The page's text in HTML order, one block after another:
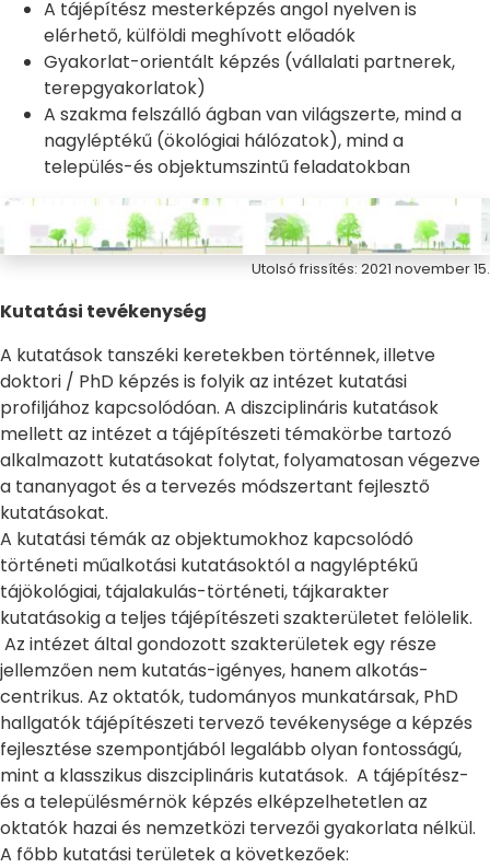
A tájépítész mesterképzés angol nyelven is
elérhető, külföldi meghívott előadók
Gyakorlat-orientált képzés (vállalati partnerek,
terepgyakorlatok)
A szakma felszálló ágban van világszerte, mind a
nagyléptékű (ökológiai hálózatok), mind a
település-és objektumszintű feladatokban
Utolsó frissítés: 2021 november 15.
Kutatási tevékenység
A kutatások tanszéki keretekben történnek, illetve
doktori / PhD képzés is folyik az intézet kutatási
profiljához kapcsolódóan. A diszciplináris kutatások
mellett az intézet a tájépítészeti témakörbe tartozó
alkalmazott kutatásokat folytat, folyamatosan végezve
a tananyagot és a tervezés módszertant fejlesztő
kutatásokat.
A kutatási témák az objektumokhoz kapcsolódó
történeti műalkotási kutatásoktól a nagyléptékű
tájökológiai, tájalakulás-történeti, tájkarakter
kutatásokig a teljes tájépítészeti szakterületet felölelik.
Az intézet által gondozott szakterületek egy része
jellemzően nem kutatás-igényes, hanem alkotás-
centrikus. Az oktatók, tudományos munkatársak, PhD
hallgatók tájépítészeti tervező tevékenysége a képzés
fejlesztése szempontjából legalább olyan fontosságú,
mint a klasszikus diszciplináris kutatások. A tájépítész-
és a településmérnök képzés elképzelhetetlen az
oktatók hazai és nemzetközi tervezői gyakorlata nélkül.
A főbb kutatási területek a következőek: